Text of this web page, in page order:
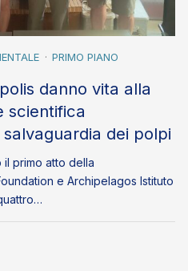
PRIMO PIANO
danno vita alla
scientifica
dei polpi
primo atto della
e Archipelagos Istituto